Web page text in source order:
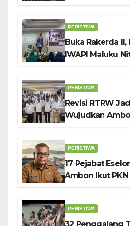
PERISTIWA
Buka Rakerda II,
IWAPI Maluku
PERISTIWA
Revisi RTRW
Wujudkan
PERISTIWA
17 Pejabat
Ambon Ikut PKN
PERISTIWA
32 Penggalang